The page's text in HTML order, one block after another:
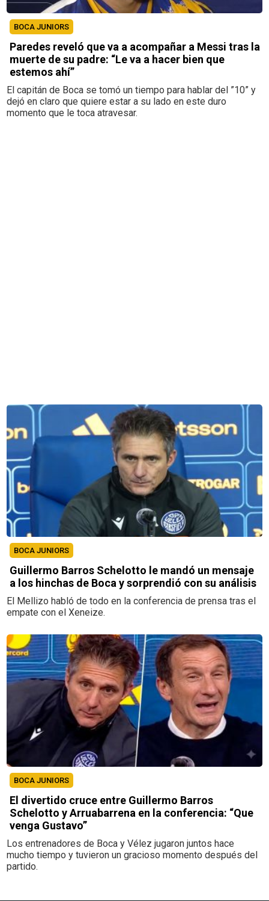
BOCA JUNIORS
Paredes reveló que va a acompañar a Messi tras la
muerte de su padre: “Le va a hacer bien que
estemos ahí”
El capitán de Boca se tomó un tiempo para hablar del ”10” y
dejó en claro que quiere estar a su lado en este duro
momento que le toca atravesar.
BOCA JUNIORS
Guillermo Barros Schelotto le mandó un mensaje
a los hinchas de Boca y sorprendió con su análisis
El Mellizo habló de todo en la conferencia de prensa tras el
empate con el Xeneize.
BOCA JUNIORS
El divertido cruce entre Guillermo Barros
Schelotto y Arruabarrena en la conferencia: “Que
venga Gustavo”
Los entrenadores de Boca y Vélez jugaron juntos hace
mucho tiempo y tuvieron un gracioso momento después del
partido.